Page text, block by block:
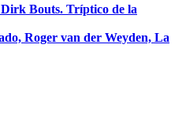
Bouts. Tríptico de la
Roger van der Weyden, La